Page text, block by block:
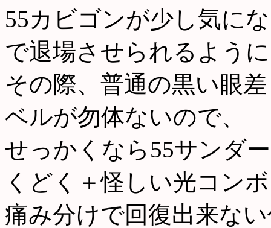
55カビゴンが少し気に
で退場させられるよう
その際、普通の黒い眼
ベルが勿体ないので、
せっかくなら55サンダ
くどく＋怪しい光コン
痛み分けで回復出来な